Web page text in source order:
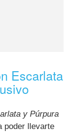
Escarlata
y Púrpura
poder llevarte